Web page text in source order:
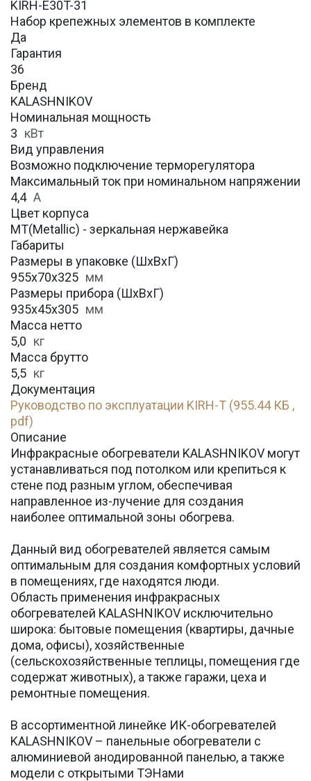
KIRH-E30T-31
Набор крепежных элементов в комплекте
Да
Гарантия
36
Бренд
KALASHNIKOV
Номинальная мощность
3 кВт
Вид управления
Возможно подключение терморегулятора
Максимальный ток при номинальном напряжении
4,4 А
Цвет корпуса
MT(Metallic) - зеркальная нержавейка
Габариты
Размеры в упаковке (ШхВхГ)
955x70х325 мм
Размеры прибора (ШхВхГ)
935x45х305 мм
Масса нетто
5,0 кг
Масса брутто
5,5 кг
Документация
Руководство по эксплуатации KIRH-T (955.44 КБ ,
pdf)
Описание
Инфракрасные обогреватели KALASHNIKOV могут
устанавливаться под потолком или крепиться к
стене под разным углом, обеспечивая
направленное из-лучение для создания
наиболее оптимальной зоны обогрева.
Данный вид обогревателей является самым
оптимальным для создания комфортных условий
в помещениях, где находятся люди.
Область применения инфракрасных
обогревателей KALASHNIKOV исключительно
широка: бытовые помещения (квартиры, дачные
дома, офисы), хозяйственные
(сельскохозяйственные теплицы, помещения где
содержат животных), а также гаражи, цеха и
ремонтные помещения.
В ассортиментной линейке ИК-обогревателей
KALASHNIKOV – панельные обогреватели с
алюминиевой анодированной панелью, а также
модели с открытыми ТЭНами